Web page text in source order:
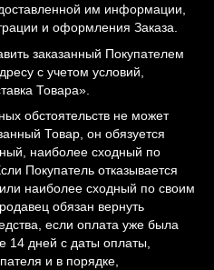
им информации,
и оформления Заказа.
заказанный Покупателем
с учетом условий,
Товара».
обстоятельств не может
Товар, он обязуется
наиболее сходный по
Покупатель отказывается
наиболее сходный по своим
обязан вернуть
если оплата уже была
14 дней с даты оплаты,
и в порядке,